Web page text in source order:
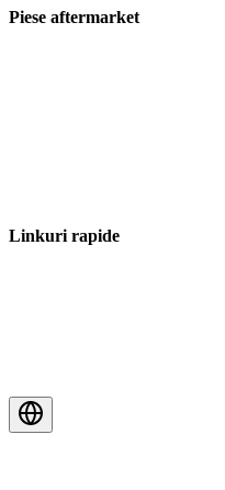
Piese aftermarket
Linkuri rapide